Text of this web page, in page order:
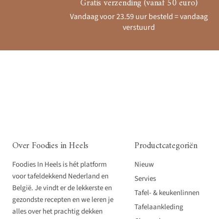
Gratis verzending (vanaf 50 euro)
Vandaag voor 23.59 uur besteld = vandaag
verstuurd
Over Foodies in Heels
Foodies In Heels is hét platform
voor tafeldekkend Nederland en
België. Je vindt er de lekkerste en
gezondste recepten en we leren je
alles over het prachtig dekken
Productcategoriën
Nieuw
Servies
Tafel- & keukenlinnen
Tafelaankleding